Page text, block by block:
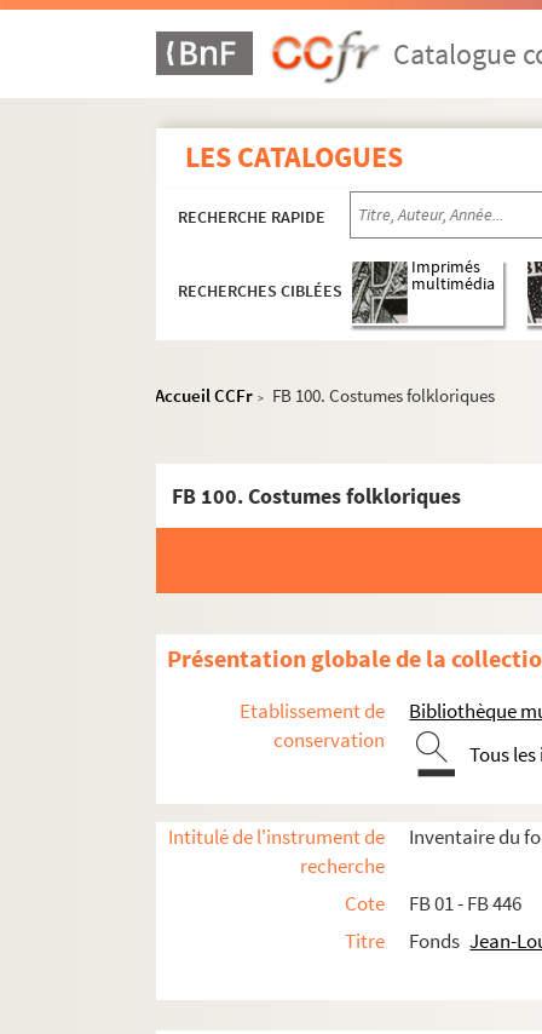
Catalogue
LES CATALOGUES
RECHERCHE RAPIDE
RECHERCHES CIBLÉES
Imprimés
multimédia
Accueil CCFr > FB 100. Costumes folkloriques
FB 100. Costumes folkloriques
Présentation globale de la
Etablissement de
conservation
Bibliothèque
Tous
Intitulé de l'instrument de
recherche
Inventaire du
Cote
FB 01 - FB 446
Titre
Fonds Jean-